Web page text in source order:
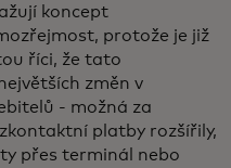
koncept
protože je již
říci, že tato
změn v
- možná za
platby rozšířily,
přes terminál nebo